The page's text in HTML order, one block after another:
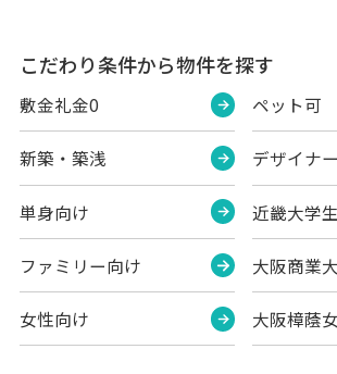
こだわり条件から物件を探す
敷金礼金0
新築・築浅
単身向け
ファミリー向け
女性向け
ペット可
デザイナ
近畿大学
大阪商業
大阪樟蔭